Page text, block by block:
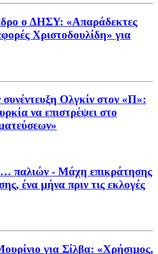
ο ΔΗΣΥ: «Απαράδεκτες
Χριστοδουλίδη» για
Ολγκίν στον «Π»:
να επιστρέψει στο
- Μάχη επικράτησης
ένα μήνα πριν τις εκλογές
για Σίλβα: «Χρήσιμος,